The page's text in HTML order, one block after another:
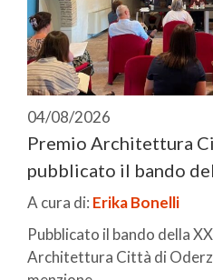
04/08/2026
Premio Architettura
pubblicato il bando
A cura di: Erika Bonelli
Pubblicato il bando della
Architettura Città di